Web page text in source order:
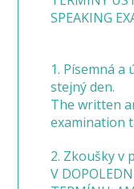
SPEAKING
1. Písemná
stejný den.
The written
examination
2. Zkoušky v
V